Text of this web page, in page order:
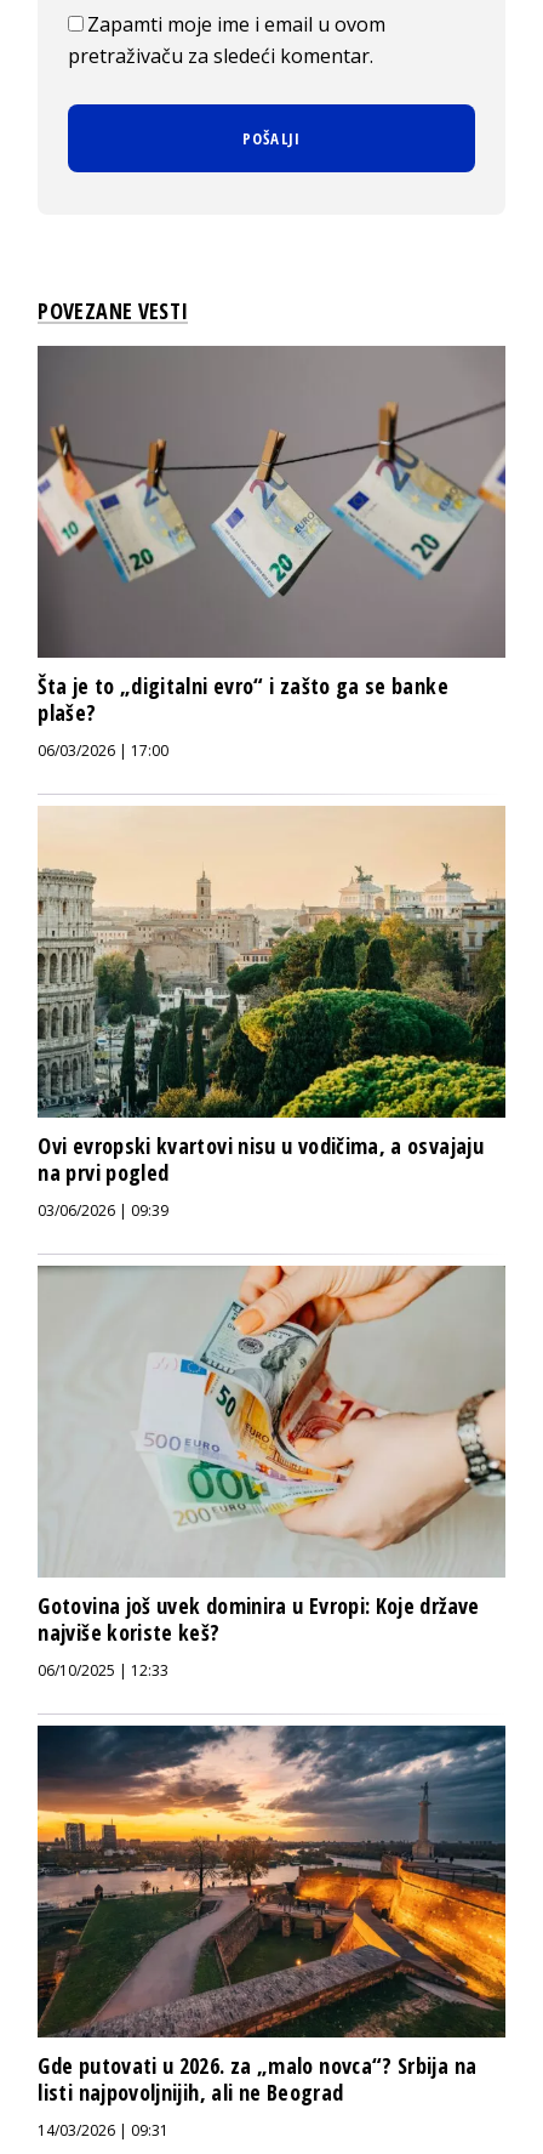
Zapamti moje ime i email u ovom
pretraživaču za sledeći komentar.
POVEZANE VESTI
Šta je to „digitalni evro“ i zašto ga se banke
plaše?
06/03/2026 | 17:00
Ovi evropski kvartovi nisu u vodičima, a osvajaju
na prvi pogled
03/06/2026 | 09:39
Gotovina još uvek dominira u Evropi: Koje države
najviše koriste keš?
06/10/2025 | 12:33
Gde putovati u 2026. za „malo novca“? Srbija na
listi najpovoljnijih, ali ne Beograd
14/03/2026 | 09:31